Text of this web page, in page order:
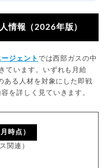
情報（2026年版）
ジェント では西部ガスの中
ています。いずれも月給
ある人材を対象にした即戦
を詳しく見ていきます。
時点）
関連）